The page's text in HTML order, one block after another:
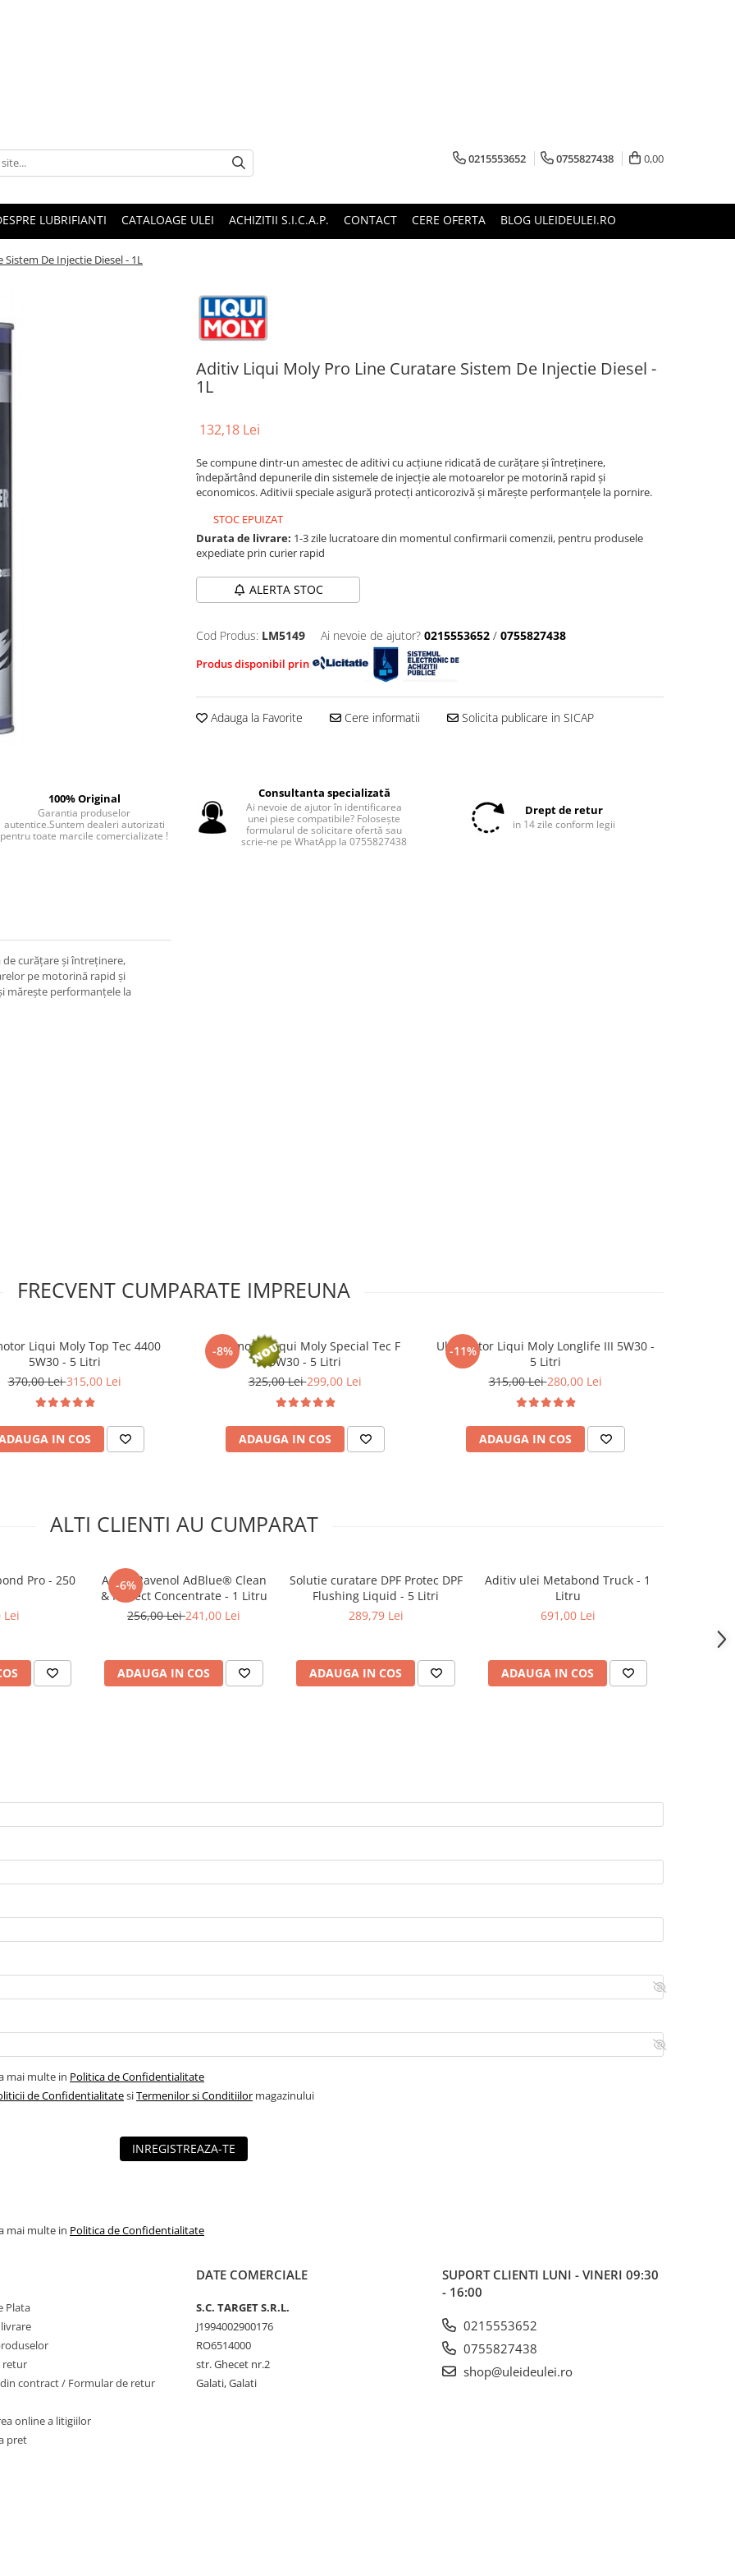
0215553652 0755827438 0,00
LUBRIFIANTI CATALOAGE ULEI ACHIZITII S.I.C.A.P. CONTACT CERE OFERTA BLOG ULEIDEULEI.RO
De Injectie Diesel - 1L
Aditiv Liqui Moly Pro Line Curatare Sistem De Injectie Diesel -
1L
132,18 Lei
Se compune dintr-un amestec de aditivi cu acţiune ridicată de curăţare şi întreţinere,
îndepărtând depunerile din sistemele de injecţie ale motoarelor pe motorină rapid şi
economicos. Aditivii speciale asigură protecţi anticorozivă şi măreşte performanţele la pornire.
STOC EPUIZAT
Durata de livrare: 1-3 zile lucratoare din momentul confirmarii comenzii, pentru produsele
expediate prin curier rapid
ALERTA STOC
Cod Produs: LM5149 Ai nevoie de ajutor? 0215553652 / 0755827438
Produs disponibil prin
Adauga la Favorite Cere informatii Solicita publicare in SICAP
100% Original
Garantia produselor
autentice.Suntem dealeri autorizati
pentru toate marcile comercializate !
Consultanta specializată
Ai nevoie de ajutor în identificarea
unei piese compatibile? Folosește
formularul de solicitare ofertă sau
scrie-ne pe WhatApp la 0755827438
Drept de retur
in 14 zile conform legii
curăţare şi întreţinere,
pe motorină rapid şi
măreşte performanţele la
FRECVENT CUMPARATE IMPREUNA
Liqui Moly Top Tec 4400
5W30 - 5 Litri
370,00 Lei315,00 Lei
IN COS
-8%
Ulei motor Liqui Moly Special Tec F
0W30 - 5 Litri
325,00 Lei299,00 Lei
ADAUGA IN COS
-11%
Ulei motor Liqui Moly Longlife III 5W30 -
5 Litri
315,00 Lei280,00 Lei
ADAUGA IN COS
ALTI CLIENTI AU CUMPARAT
Pro - 250
Lei
-6%
Aditiv Ravenol AdBlue® Clean
& Protect Concentrate - 1 Litru
256,00 Lei241,00 Lei
ADAUGA IN COS
Solutie curatare DPF Protec DPF
Flushing Liquid - 5 Litri
289,79 Lei
ADAUGA IN COS
Aditiv ulei Metabond Truck - 1
Litru
691,00 Lei
ADAUGA IN COS
mai multe in Politica de Confidentialitate
de ConfidentialitatesiTermenilor si Conditiilor magazinului
INREGISTREAZA-TE
mai multe in Politica de Confidentialitate
Plata
retur
contract / Formular de retur
online a litigiilor
pret
DATE COMERCIALE
S.C. TARGET S.R.L.
J1994002900176
RO6514000
str. Ghecet nr.2
Galati, Galati
SUPORT CLIENTI LUNI - VINERI 09:30
- 16:00
0215553652
0755827438
shop@uleideulei.ro